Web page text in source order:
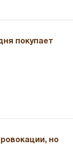
покупает
но